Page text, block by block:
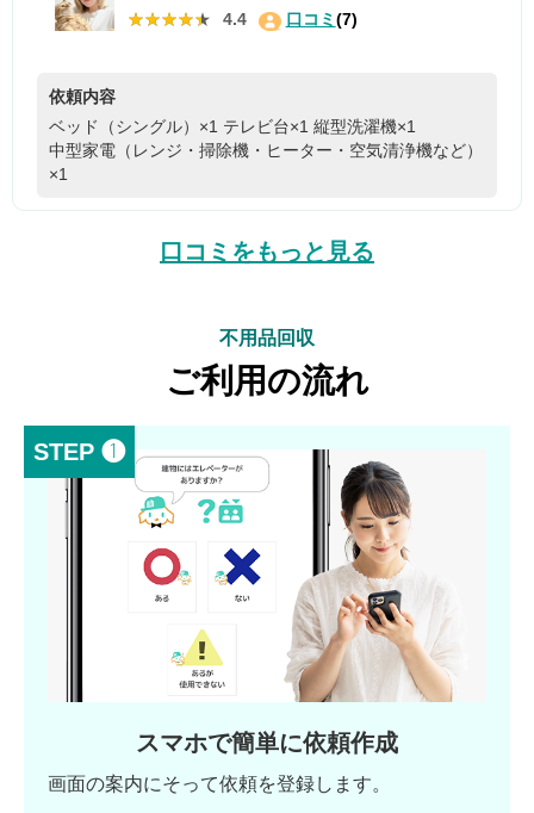
★★★★★
★★★★★ 4.4 口コミ(7)
依頼内容
ベッド（シングル）×1 テレビ台×1 縦型洗濯機×1
中型家電（レンジ・掃除機・ヒーター・空気清浄機など）
×1
口コミをもっと見る
不用品回収
ご利用の流れ
STEP ❶
スマホで簡単に依頼作成
画面の案内にそって依頼を登録します。